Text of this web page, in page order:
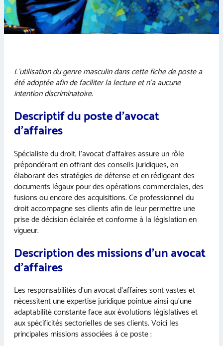
L’utilisation du genre masculin dans cette fiche de poste a
été adoptée afin de faciliter la lecture et n’a aucune
intention discriminatoire.
Descriptif du poste d’avocat
d’affaires
Spécialiste du droit, l’avocat d’affaires assure un rôle
prépondérant en offrant des conseils juridiques, en
élaborant des stratégies de défense et en rédigeant des
documents légaux pour des opérations commerciales, des
fusions ou encore des acquisitions. Ce professionnel du
droit accompagne ses clients afin de leur permettre une
prise de décision éclairée et conforme à la législation en
vigueur.
Description des missions d’un avocat
d’affaires
Les responsabilités d’un avocat d’affaires sont vastes et
nécessitent une expertise juridique pointue ainsi qu’une
adaptabilité constante face aux évolutions législatives et
aux spécificités sectorielles de ses clients. Voici les
principales missions associées à ce poste :